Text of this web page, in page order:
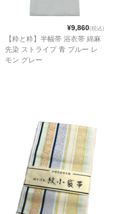
¥9,860(税込)
【粋と粋】半幅帯 浴衣帯 綿麻
先染 ストライプ 青 ブルー レ
モン グレー